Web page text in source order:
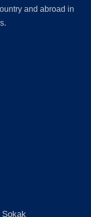
and abroad in
Sokak